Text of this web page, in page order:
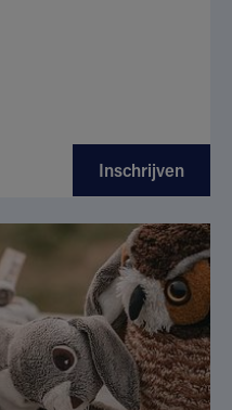
Inschrijven